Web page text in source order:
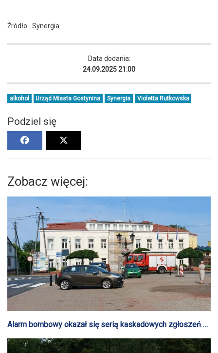
Źródło: Synergia
Data dodania:
24.09.2025 21:00
alkohol Urząd Miasta Gostynina Synergia Violetta Rutkowska
Podziel się
Zobacz więcej:
Alarm bombowy okazał się serią kaskadowych zgłoszeń w